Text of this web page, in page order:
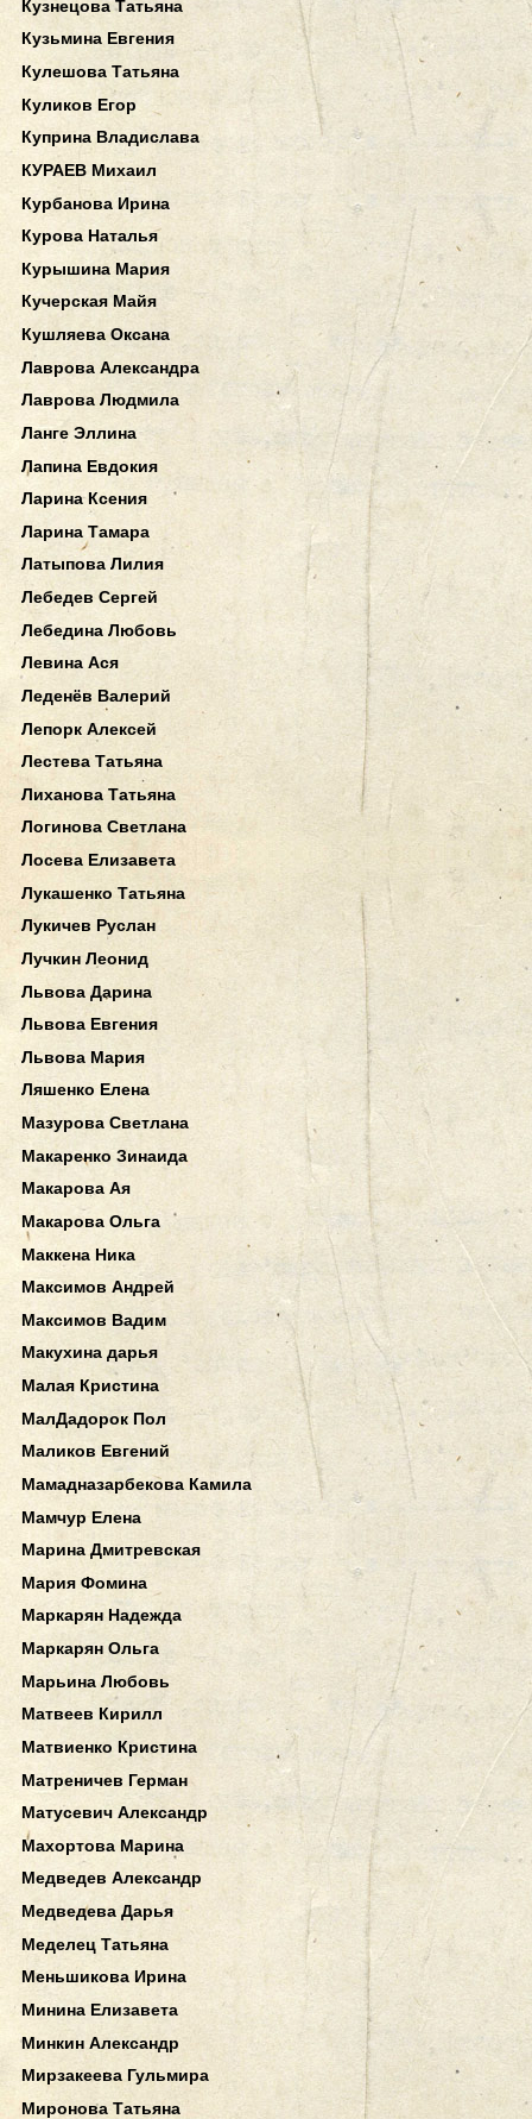
Кузнецова Татьяна
Кузьмина Евгения
Кулешова Татьяна
Куликов Егор
Куприна Владислава
КУРАЕВ Михаил
Курбанова Ирина
Курова Наталья
Курышина Мария
Кучерская Майя
Кушляева Оксана
Лаврова Александра
Лаврова Людмила
Ланге Эллина
Лапина Евдокия
Ларина Ксения
Ларина Тамара
Латыпова Лилия
Лебедев Сергей
Лебедина Любовь
Левина Ася
Леденёв Валерий
Лепорк Алексей
Лестева Татьяна
Лиханова Татьяна
Логинова Светлана
Лосева Елизавета
Лукашенко Татьяна
Лукичев Руслан
Лучкин Леонид
Львова Дарина
Львова Евгения
Львова Мария
Ляшенко Елена
Мазурова Светлана
Макаренко Зинаида
Макарова Ая
Макарова Ольга
Маккена Ника
Максимов Андрей
Максимов Вадим
Макухина дарья
Малая Кристина
МалДадорок Пол
Маликов Евгений
Мамадназарбекова Камила
Мамчур Елена
Марина Дмитревская
Мария Фомина
Маркарян Надежда
Маркарян Ольга
Марьина Любовь
Матвеев Кирилл
Матвиенко Кристина
Матреничев Герман
Матусевич Александр
Махортова Марина
Медведев Александр
Медведева Дарья
Меделец Татьяна
Меньшикова Ирина
Минина Елизавета
Минкин Александр
Мирзакеева Гульмира
Миронова Татьяна